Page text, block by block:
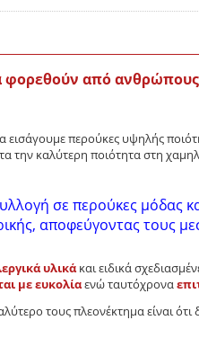
φορεθούν από ανθρώπους
εισάγουμε περούκες υψηλής
την καλύτερη ποιότητα στη
σε περούκες μόδας
αποφεύγοντας τους
υλικάκαι ειδικά
με ευκολίαενώ ταυτόχρονα
τους πλεονέκτημα είναι